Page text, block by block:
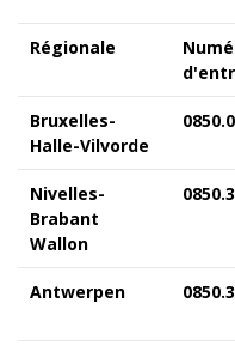
Régionale
Bruxelles-
Halle-Vilvorde
Nivelles-
Brabant
Wallon
Antwerpen